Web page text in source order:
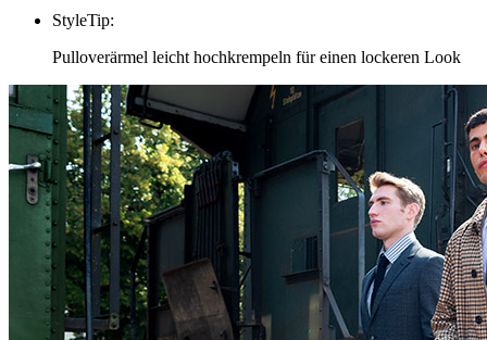
StyleTip:
Pulloverärmel leicht hochkrempeln für einen lockeren Look